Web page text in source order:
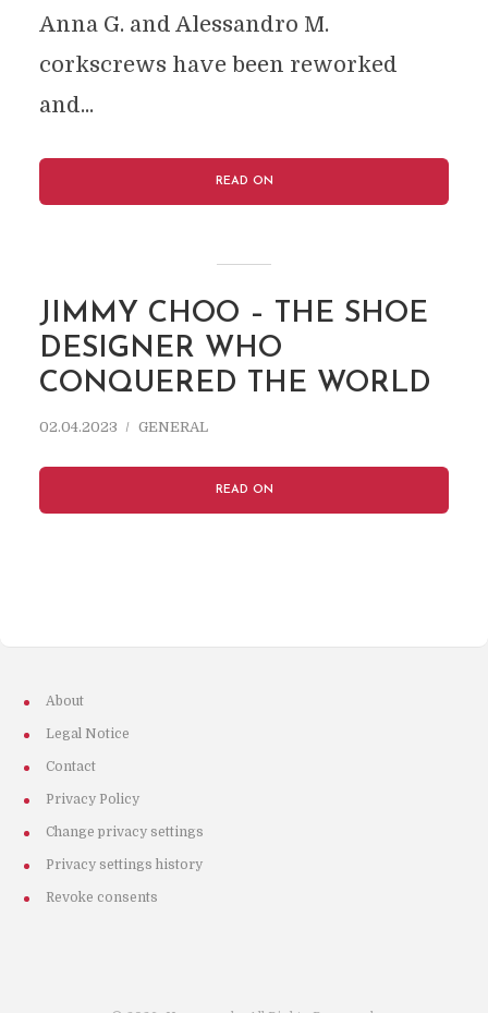
Anna G. and Alessandro M.
corkscrews have been reworked
and...
READ ON
JIMMY CHOO – THE SHOE
DESIGNER WHO
CONQUERED THE WORLD
02.04.2023 GENERAL
READ ON
About
Legal Notice
Contact
Privacy Policy
Change privacy settings
Privacy settings history
Revoke consents